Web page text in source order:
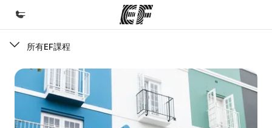
歡迎來到EF
查看所有EF提供的課程
所有EF課程